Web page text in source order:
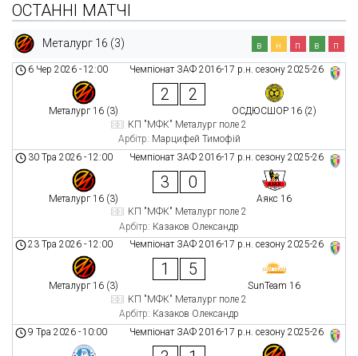
ОСТАННІ МАТЧІ
Металург 16 (3) в н п в п
Чемпіонат ЗАФ 2016-17 р.н. сезону 2025-26
6 Чер 2026 -12:00
Металург 16 (3)
2 2
ОСДЮСШОР 16 (2)
КП "МФК" Металург поле 2
Арбітр: Марцифей Тимофій
Чемпіонат ЗАФ 2016-17 р.н. сезону 2025-26
30 Тра 2026 -12:00
Металург 16 (3)
3 0
Аякс 16
КП "МФК" Металург поле 2
Арбітр: Казаков Олександр
Чемпіонат ЗАФ 2016-17 р.н. сезону 2025-26
23 Тра 2026 -12:00
Металург 16 (3)
1 5
SunTeam 16
КП "МФК" Металург поле 2
Арбітр: Казаков Олександр
Чемпіонат ЗАФ 2016-17 р.н. сезону 2025-26
9 Тра 2026 -10:00